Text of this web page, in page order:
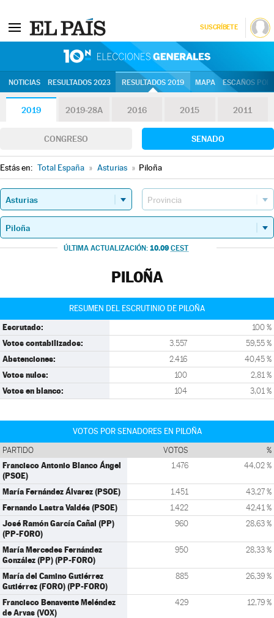
SUSCRÍBETE
NOTICIAS RESULTADOS 2023 RESULTADOS 2019 MAPA ESCAÑOS
2019 2019-28A 2016 2015 2011
CONGRESO SENADO
Estás en: Total España » Asturias » Piloña
ÚLTIMA ACTUALIZACIÓN: 10.09 CEST
PILOÑA
RESUMEN DEL ESCRUTINIO DE PILOÑA
Escrutado: 100 %
Votos contabilizados: 3.557 59,55 %
Abstenciones: 2.416 40,45 %
Votos nulos: 100 2,81 %
Votos en blanco: 104 3,01 %
VOTOS POR SENADORES EN PILOÑA
PARTIDO VOTOS %
Francisco Antonio Blanco Ángel
(PSOE)
1.476 44,02 %
María Fernández Álvarez (PSOE) 1.451 43,27 %
Fernando Lastra Valdés (PSOE) 1.422 42,41 %
José Ramón García Cañal (PP)
(PP-FORO)
960 28,63 %
María Mercedes Fernández
González (PP) (PP-FORO)
950 28,33 %
María del Camino Gutiérrez
Gutiérrez (FORO) (PP-FORO)
885 26,39 %
Francisco Benavente Meléndez
de Arvas (VOX)
429 12,79 %